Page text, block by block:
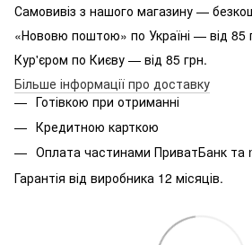
Самовивіз з нашого магазину —
«Нововю поштою» по Україні — від 85
Кур'єром по Києву — від 85 грн.
Більше інформації про доставку
Готівкою при отриманні
Кредитною карткою
Оплата частинами ПриватБанк та
Гарантія від виробника 12 місяців.